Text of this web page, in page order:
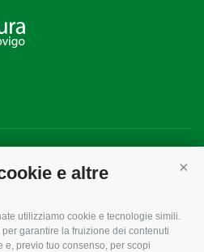
e altre
utilizziamo cookie e tecnologie simili.
garantire la fruizione dei contenuti
previo tuo consenso, per scopi
CONFAGRICOLTURA
INFORMA